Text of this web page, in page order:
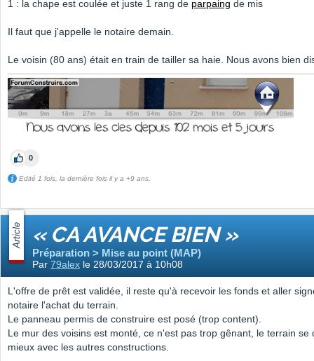
1 : la chape est coulée et juste 1 rang de parpaing de mis
Il faut que j'appelle le notaire demain.
Le voisin (80 ans) était en train de tailler sa haie. Nous avons bien
0
Edité 1 fois, la dernière fois il y a +9 ans.
Article « CA AVANCE BIEN »
Préparation > Mise au point (MAP)
Par 79alex le 28/03/2017 à 10h08
L'offre de prêt est validée, il reste qu'à recevoir les fonds et aller
notaire l'achat du terrain.
Le panneau permis de construire est posé (trop content).
Le mur des voisins est monté, ce n'est pas trop gênant, le terrain se
mieux avec les autres constructions.